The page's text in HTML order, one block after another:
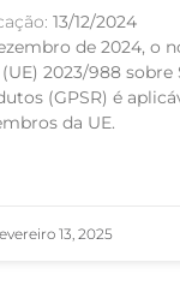
13/12/2024
de 2024, o
2023/988 sobre
(GPSR) é
da UE.
13, 2025